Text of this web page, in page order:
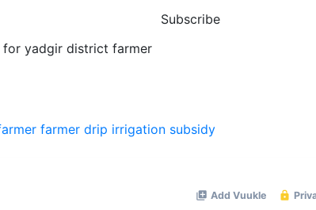
Subscribe
yadgir district farmer
farmer drip irrigation subsidy